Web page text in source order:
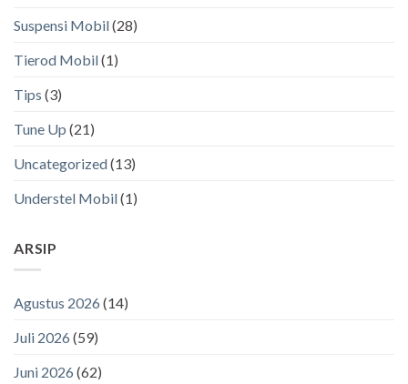
Suspensi Mobil(28)
Tierod Mobil(1)
Tips (3)
Tune Up (21)
Uncategorized(13)
Understel Mobil(1)
ARSIP
Agustus 2026 (14)
Juli 2026 (59)
Juni 2026 (62)